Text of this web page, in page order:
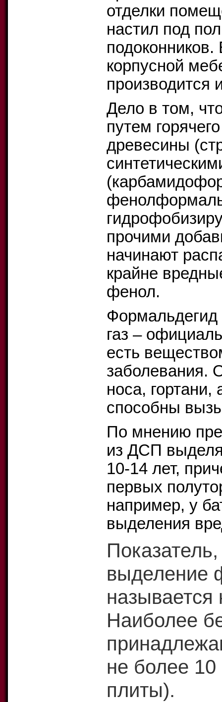
отделки
настил под
корпусной
производится
Дело в том,
путем
древесины
прочими
начинают
крайне
фенол.
газ –
есть
заболевания.
носа, гортани,
способны
По мнению
из ДСП
10-14 лет,
первых
например, у
выделения
выделение
называется
Наиболее
не более
плиты).